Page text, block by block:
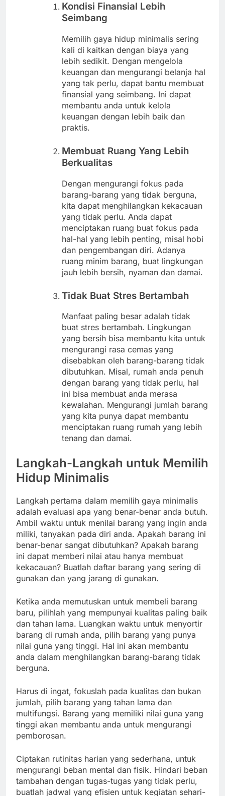
Kondisi Finansial Lebih
Seimbang
Memilih gaya hidup minimalis sering
kali di kaitkan dengan biaya yang
lebih sedikit. Dengan mengelola
keuangan dan mengurangi belanja hal
yang tak perlu, dapat bantu membuat
finansial yang seimbang. Ini dapat
membantu anda untuk kelola
keuangan dengan lebih baik dan
praktis.
Membuat Ruang Yang Lebih
Berkualitas
Dengan mengurangi fokus pada
barang-barang yang tidak berguna,
kita dapat menghilangkan kekacauan
yang tidak perlu. Anda dapat
menciptakan ruang buat fokus pada
hal-hal yang lebih penting, misal hobi
dan pengembangan diri. Adanya
ruang minim barang, buat lingkungan
jauh lebih bersih, nyaman dan damai.
Tidak Buat Stres Bertambah
Manfaat paling besar adalah tidak
buat stres bertambah. Lingkungan
yang bersih bisa membantu kita untuk
mengurangi rasa cemas yang
disebabkan oleh barang-barang tidak
dibutuhkan. Misal, rumah anda penuh
dengan barang yang tidak perlu, hal
ini bisa membuat anda merasa
kewalahan. Mengurangi jumlah barang
yang kita punya dapat membantu
menciptakan ruang rumah yang lebih
tenang dan damai.
Langkah-Langkah untuk Memilih
Hidup Minimalis
Langkah pertama dalam memilih gaya minimalis
adalah evaluasi apa yang benar-benar anda butuh.
Ambil waktu untuk menilai barang yang ingin anda
miliki, tanyakan pada diri anda. Apakah barang ini
benar-benar sangat dibutuhkan? Apakah barang
ini dapat memberi nilai atau hanya membuat
kekacauan? Buatlah daftar barang yang sering di
gunakan dan yang jarang di gunakan.
Ketika anda memutuskan untuk membeli barang
baru, pilihlah yang mempunyai kualitas paling baik
dan tahan lama. Luangkan waktu untuk menyortir
barang di rumah anda, pilih barang yang punya
nilai guna yang tinggi. Hal ini akan membantu
anda dalam menghilangkan barang-barang tidak
berguna.
Harus di ingat, fokuslah pada kualitas dan bukan
jumlah, pilih barang yang tahan lama dan
multifungsi. Barang yang memiliki nilai guna yang
tinggi akan membantu anda untuk mengurangi
pemborosan.
Ciptakan rutinitas harian yang sederhana, untuk
mengurangi beban mental dan fisik. Hindari beban
tambahan dengan tugas-tugas yang tidak perlu,
buatlah jadwal yang efisien untuk kegiatan sehari-